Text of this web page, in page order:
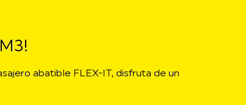
abatible FLEX-IT, disfruta de un